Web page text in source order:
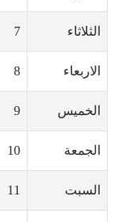
الثلاثاء 7
الاربعاء 8
الخميس 9
الجمعة 10
السبت 11